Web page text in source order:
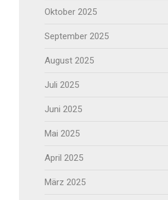
Oktober 2025
September 2025
August 2025
Juli 2025
Juni 2025
Mai 2025
April 2025
März 2025